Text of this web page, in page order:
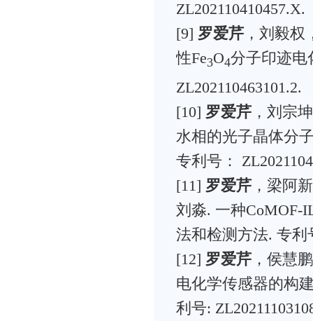
ZL202110410457.X.
[9] 罗爱芹 ，刘毅
性Fe3O4分子印迹电
ZL202110463101.2.
[10] 罗爱芹 ，刘宗
水相的光子晶体分
专利号：
[11] 罗爱芹 ，梁阿
刘淼. 一种CoMOF-
法和检测方法. 专利
[12] 罗爱芹 ，侯慧
电化学传感器的构
利号: